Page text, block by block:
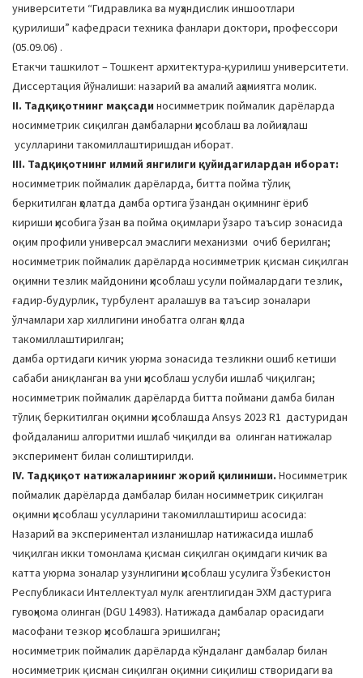
университети “Гидравлика ва муҳандислик иншоотлари
қурилиши” кафедраси техника фанлари доктори, профессори
(05.09.06) .
Етакчи ташкилот – Тошкент архитектура-қурилиш университети.
Диссертация йўналиши: назарий ва амалий аҳамиятга молик.
II. Тадқиқотнинг мақсади носимметрик поймалик дарёларда
носимметрик сиқилган дамбаларни ҳисоблаш ва лойиҳалаш
усулларини такомиллаштиришдан иборат.
III. Тадқиқотнинг илмий янгилиги қуйидагилардан иборат:
носимметрик поймалик дарёларда, битта пойма тўлиқ
беркитилган ҳолатда дамба ортига ўзандан оқимнинг ёриб
кириши ҳисобига ўзан ва пойма оқимлари ўзаро таъсир зонасида
оқим профили универсал эмаслиги механизми очиб берилган;
носимметрик поймалик дарёларда носимметрик қисман сиқилган
оқимни тезлик майдонини ҳисоблаш усули поймалардаги тезлик,
ғадир-будурлик, турбулент аралашув ва таъсир зоналари
ўлчамлари хар хиллигини инобатга олган ҳолда
такомиллаштирилган;
дамба ортидаги кичик уюрма зонасида тезликни ошиб кетиши
сабаби аниқланган ва уни ҳисоблаш услуби ишлаб чиқилган;
носимметрик поймалик дарёларда битта поймани дамба билан
тўлиқ беркитилган оқимни ҳисоблашда Ansys 2023 R1 дастуридан
фойдаланиш алгоритми ишлаб чиқилди ва олинган натижалар
эксперимент билан солиштирилди.
IV. Тадқиқот натижаларининг жорий қилиниши. Носимметрик
поймалик дарёларда дамбалар билан носимметрик сиқилган
оқимни ҳисоблаш усулларини такомиллаштириш асосида:
Назарий ва экспериментал изланишлар натижасида ишлаб
чиқилган икки томонлама қисман сиқилган оқимдаги кичик ва
катта уюрма зоналар узунлигини ҳисоблаш усулига Ўзбекистон
Республикаси Интеллектуал мулк агентлигидан ЭХМ дастурига
гувоҳнома олинган (DGU 14983). Натижада дамбалар орасидаги
масофани тезкор ҳисоблашга эришилган;
носимметрик поймалик дарёларда кўндаланг дамбалар билан
носимметрик қисман сиқилган оқимни сиқилиш створидаги ва